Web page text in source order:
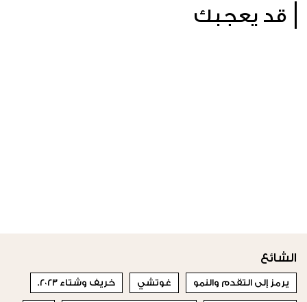
قد يعجبك
الشائع
يرمز إلى التقدم والنمو غوتشي خريف وشتاء ٢٠٢٣.